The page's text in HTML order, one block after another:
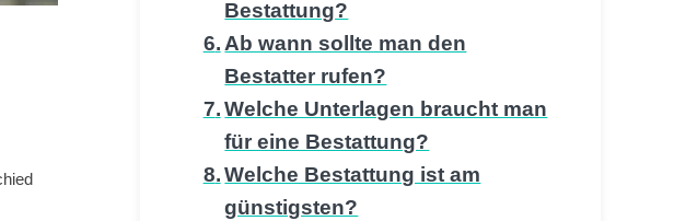
Bestattung?
Ab wann sollte man den
Bestatter rufen?
Welche Unterlagen braucht man
für eine Bestattung?
Welche Bestattung ist am
günstigsten?